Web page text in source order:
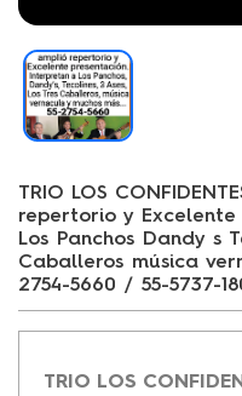
TRIO LOS
repertorio y
Los Panchos Dandy s
Caballeros música
2754-5660 / 55-5737-
TRIO LOS